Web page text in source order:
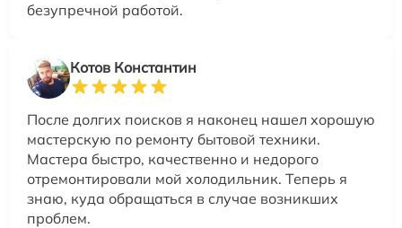
безупречной работой.
Котов Константин
После долгих поисков я наконец нашел хорошую
мастерскую по ремонту бытовой техники.
Мастера быстро, качественно и недорого
отремонтировали мой холодильник. Теперь я
знаю, куда обращаться в случае возникших
проблем.